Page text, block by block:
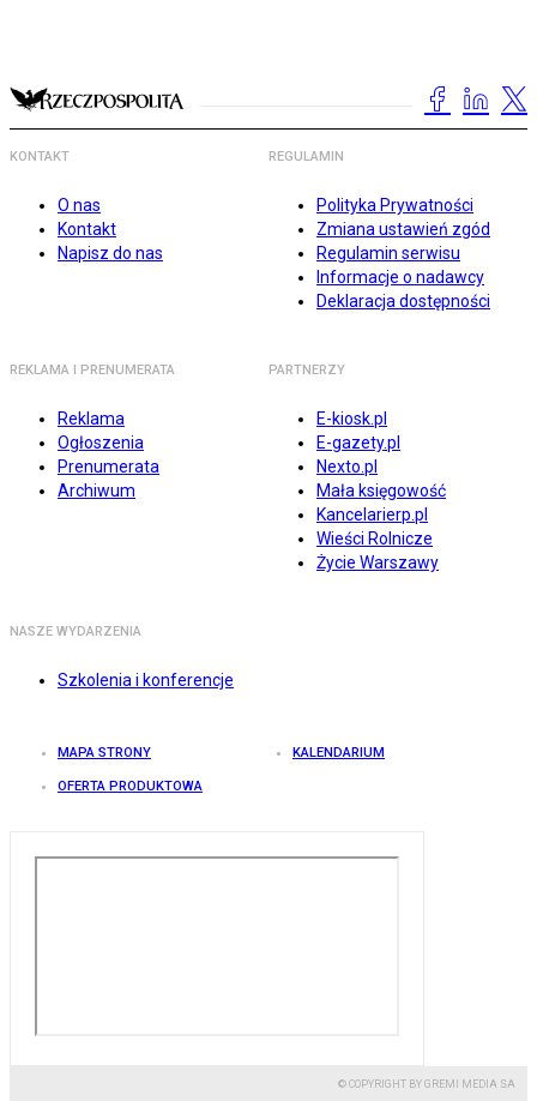
KONTAKT
O nas
Kontakt
Napisz do nas
REGULAMIN
Polityka Prywatności
Zmiana ustawień zgód
Regulamin serwisu
Informacje o nadawcy
Deklaracja dostępności
REKLAMA I PRENUMERATA
Reklama
Ogłoszenia
Prenumerata
Archiwum
PARTNERZY
E-kiosk.pl
E-gazety.pl
Nexto.pl
Mała księgowość
Kancelarierp.pl
Wieści Rolnicze
Życie Warszawy
NASZE WYDARZENIA
Szkolenia i konferencje
MAPA STRONY KALENDARIUM
OFERTA PRODUKTOWA
© COPYRIGHT BY GREMI MEDIA SA